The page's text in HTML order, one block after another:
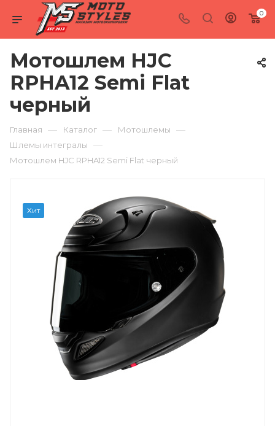
0
Мотошлем HJC
RPHA12 Semi Flat
черный
Главная — Каталог — Мотошлемы —
Шлемы интегралы —
Мотошлем HJC RPHA12 Semi Flat черный
Хит